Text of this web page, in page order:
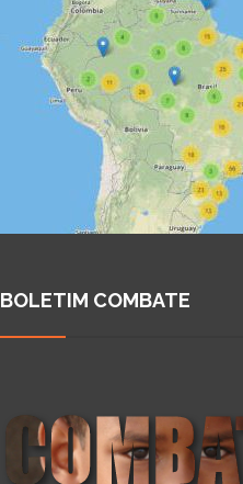
BOLETIM COMBATE